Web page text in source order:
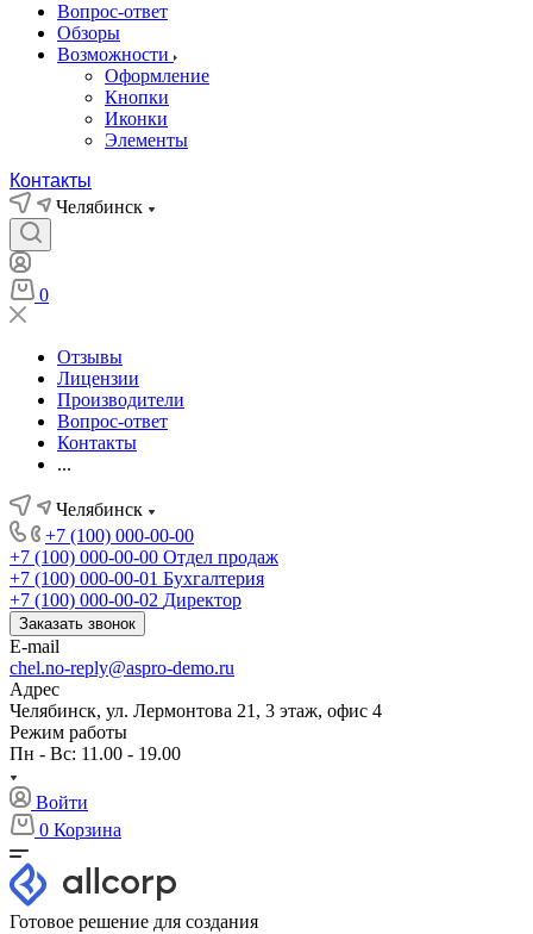
Вопрос-ответ
Обзоры
Возможности
Оформление
Кнопки
Иконки
Элементы
Контакты
Челябинск
0
Отзывы
Лицензии
Производители
Вопрос-ответ
Контакты
...
Челябинск
+7 (100) 000-00-00
+7 (100) 000-00-00 Отдел продаж
+7 (100) 000-00-01 Бухгалтерия
+7 (100) 000-00-02 Директор
Заказать звонок
E-mail
chel.no-reply@aspro-demo.ru
Адрес
Челябинск, ул. Лермонтова 21, 3 этаж, офис 4
Режим работы
Пн - Вс: 11.00 - 19.00
Войти
0 Корзина
Готовое решение для создания